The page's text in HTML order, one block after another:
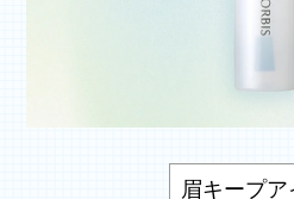
眉キープア